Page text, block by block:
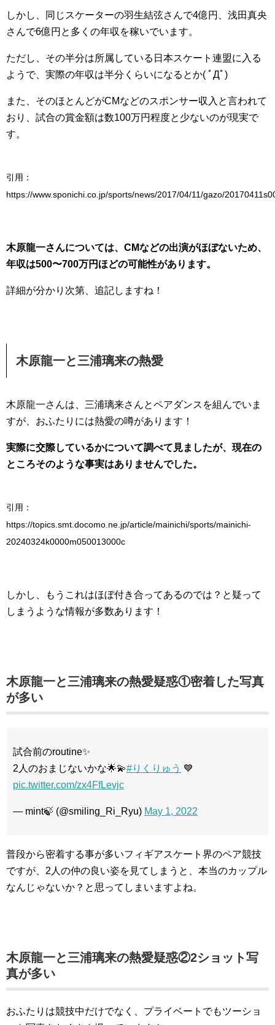
しかし、同じスケーターの羽生結弦さんで4億円、浅田真央
さんで6億円と多くの年収を稼いでいます。
ただし、その半分は所属している日本スケート連盟に入る
ようで、実際の年収は半分くらいになるとか( ﾟДﾟ)
また、そのほとんどがCMなどのスポンサー収入と言われて
おり、試合の賞金額は数100万円程度と少ないのが現実で
す。
引用：
https://www.sponichi.co.jp/sports/news/2017/04/11/gazo/
木原龍一さんについては、CMなどの出演がほぼないため、
年収は500〜700万円ほどの可能性があります。
詳細が分かり次第、追記しますね！
木原龍一と三浦璃来の熱愛
木原龍一さんは、三浦璃来さんとペアダンスを組んでいま
すが、おふたりには熱愛の噂があります！
実際に交際しているかについて調べて見ましたが、現在の
ところそのような事実はありませんでした。
引用：
https://topics.smt.docomo.ne.jp/article/mainichi/sports/mainichi-
20240324k0000m050013000c
しかし、もうこれはほぼ付き合ってあるのでは？と疑って
しまうような情報が多数あります！
木原龍一と三浦璃来の熱愛疑惑①密着した写真
が多い
試合前のroutine✨
2人のおまじないかな🌟💫#りくりゅう 💙
pic.twitter.com/zx4FfLevjc
— mint🍃 (@smiling_Ri_Ryu) May 1, 2022
普段から密着する事が多いフィギアスケート界のペア競技
ですが、2人の仲の良い姿を見てしまうと、本当のカップル
なんじゃないか？と思ってしまいますよね。
木原龍一と三浦璃来の熱愛疑惑②2ショット写
真が多い
おふたりは競技中だけでなく、プライベートでもツーショ